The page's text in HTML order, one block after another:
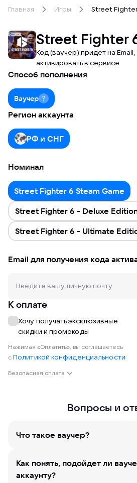
Главная Игры Street
Street Fighter
Код (ваучер) придет на
активировать в сервисе
Способ пополнения
Ваучер
Регион аккаунта
РФ и СНГ
Номинал
Street Fighter 6 Steam Game
Street Fighter 6 - Deluxe
Street Fighter 6 - Ultimate
Email для получения кода
К оплате
Хочу получать эксклюзивные
скидки и промокоды
Нажимая «Оплатить», вы соглашаетесь
с Политикой конфиденциальности
Безопасная оплата
Вопросы и
Что такое ваучер?
Как понять, подойдет ли
аккаунту?